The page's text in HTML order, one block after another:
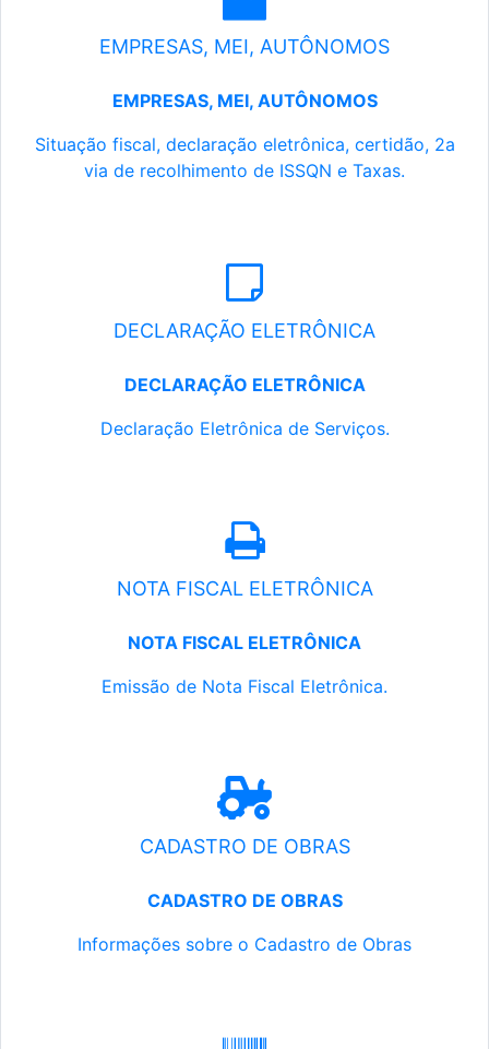
EMPRESAS, MEI, AUTÔNOMOS
EMPRESAS, MEI, AUTÔNOMOS
Situação fiscal, declaração eletrônica, certidão, 2a
via de recolhimento de ISSQN e Taxas.
DECLARAÇÃO ELETRÔNICA
DECLARAÇÃO ELETRÔNICA
Declaração Eletrônica de Serviços.
NOTA FISCAL ELETRÔNICA
NOTA FISCAL ELETRÔNICA
Emissão de Nota Fiscal Eletrônica.
CADASTRO DE OBRAS
CADASTRO DE OBRAS
Informações sobre o Cadastro de Obras